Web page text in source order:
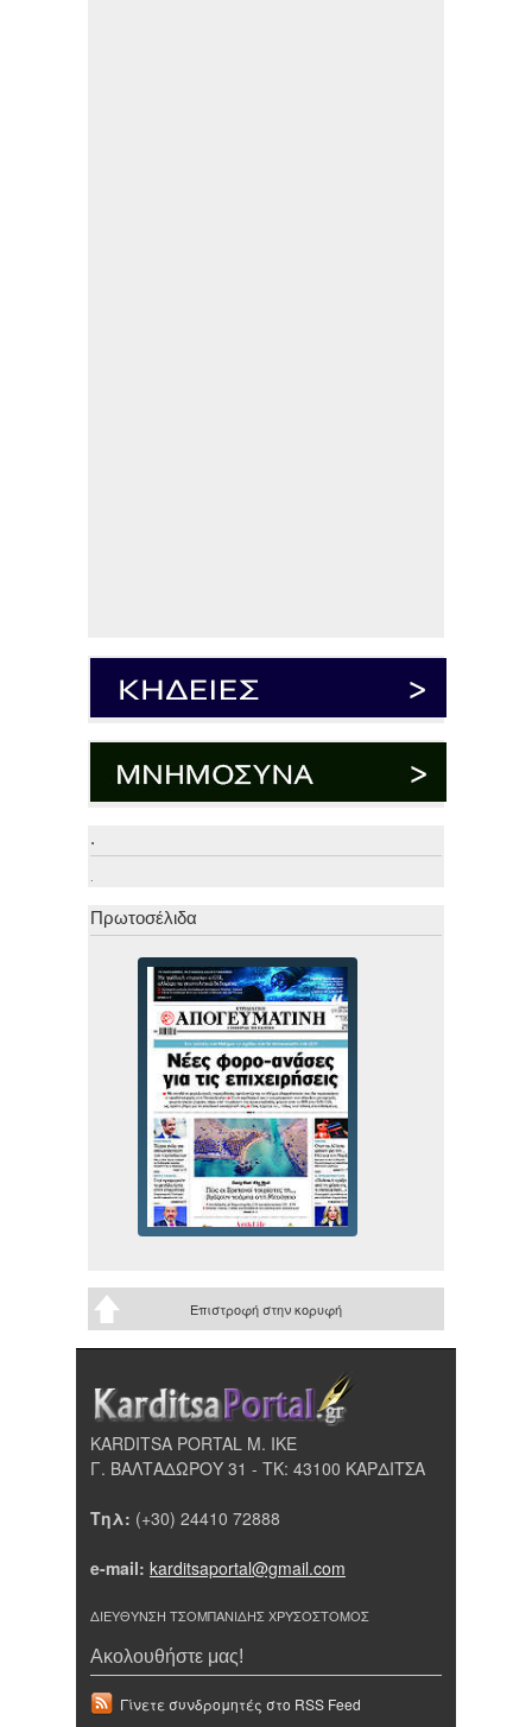
.
.
Πρωτοσέλιδα
Επιστροφή στην κορυφή
KARDITSA PORTAL Μ. ΙΚΕ
Γ. ΒΑΛΤΑΔΩΡΟΥ 31 - ΤΚ: 43100 ΚΑΡΔΙΤΣΑ
Τηλ: (+30) 24410 72888
e-mail: karditsaportal@gmail.com
ΔΙΕΥΘΥΝΣΗ ΤΣΟΜΠΑΝΙΔΗΣ ΧΡΥΣΟΣΤΟΜΟΣ
Ακολουθήστε μας!
Γίνετε συνδρομητές στο RSS Feed